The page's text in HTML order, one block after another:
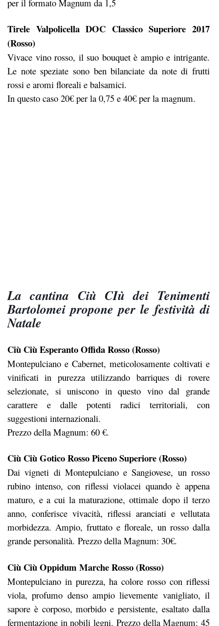
per il formato Magnum da 1,5
Tirele Valpolicella DOC Classico Superiore 2017
(Rosso)
Vivace vino rosso, il suo bouquet è ampio e intrigante.
Le note speziate sono ben bilanciate da note di frutti
rossi e aromi floreali e balsamici.
In questo caso 20€ per la 0,75 e 40€ per la magnum.
La cantina Ciù CIù dei Tenimenti
Bartolomei propone per le festività di
Natale
Ciù Ciù Esperanto Offida Rosso (Rosso)
Montepulciano e Cabernet, meticolosamente coltivati e
vinificati in purezza utilizzando barriques di rovere
selezionate, si uniscono in questo vino dal grande
carattere e dalle potenti radici territoriali, con
suggestioni internazionali.
Prezzo della Magnum: 60 €.
Ciù Ciù Gotico Rosso Piceno Superiore (Rosso)
Dai vigneti di Montepulciano e Sangiovese, un rosso
rubino intenso, con riflessi violacei quando è appena
maturo, e a cui la maturazione, ottimale dopo il terzo
anno, conferisce vivacità, riflessi aranciati e vellutata
morbidezza. Ampio, fruttato e floreale, un rosso dalla
grande personalità. Prezzo della Magnum: 30€.
Ciù Ciù Oppidum Marche Rosso (Rosso)
Montepulciano in purezza, ha colore rosso con riflessi
viola, profumo denso ampio lievemente vanigliato, il
sapore è corposo, morbido e persistente, esaltato dalla
fermentazione in nobili legni. Prezzo della Magnum: 45